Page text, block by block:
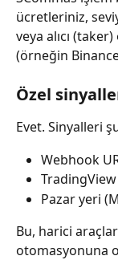
ücretleriniz,
veya alıcı
(örneğin
Özel
Evet. Sinyalleri
Webhook
Pazar yeri
Bu, harici
otomasyonuna